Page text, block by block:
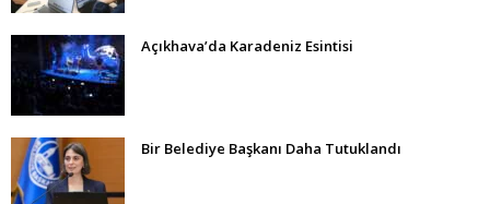
Açıkhava’da Karadeniz Esintisi
Bir Belediye Başkanı Daha Tutuklandı